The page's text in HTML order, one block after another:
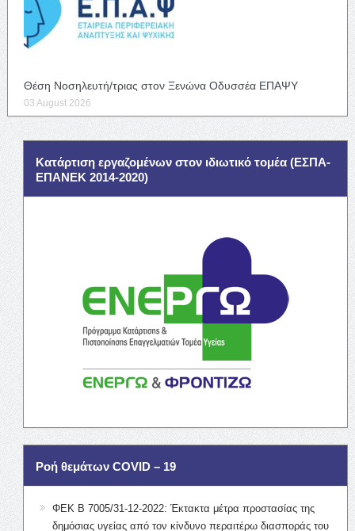
Θέση Νοσηλευτή/τριας στον Ξενώνα Οδυσσέα ΕΠΑΨΥ
03 August 2026
Κατάρτιση εργαζομένων στον ιδιωτικό τομέα (ΕΣΠΑ-
ΕΠΑΝΕΚ 2014-2020)
Ροή θεμάτων COVID – 19
ΦΕΚ Β 7005/31-12-2022: Έκτακτα μέτρα προστασίας της
δημόσιας υγείας από τον κίνδυνο περαιτέρω διασποράς του